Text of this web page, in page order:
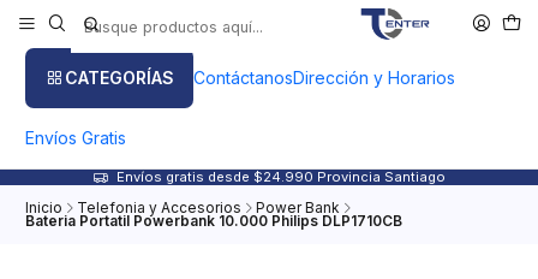
CATEGORÍAS ContáctanosDirección y Horarios
Envíos Gratis
Envíos gratis desde $24.990 Provincia Santiago
Inicio Telefonia y Accesorios Power Bank
Bateria Portatil Powerbank 10.000 Philips DLP1710CB